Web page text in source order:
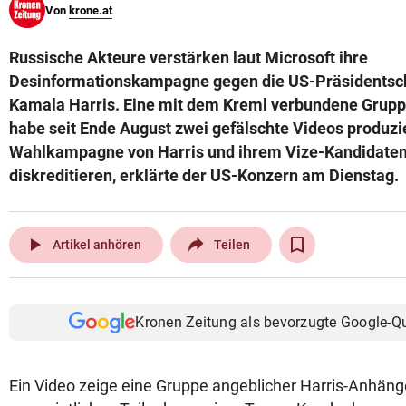
© Krone Multimedia GmbH & Co KG 2026
Von krone.at
Russische Akteure verstärken laut Microsoft ihre
Desinformationskampagne gegen die US-
Kamala Harris. Eine mit dem Kreml verbundene
habe seit Ende August zwei gefälschte Videos
Wahlkampagne von Harris und ihrem Vize-
diskreditieren, erklärte der US-Konzern am Dienstag.
play_arrow Artikel anhören Teilen
Kronen Zeitung als bevorzugte Google-
Ein Video zeige eine Gruppe angeblicher Harris-